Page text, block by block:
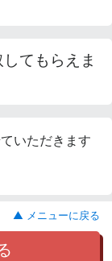
てもらえま
いただきます
▲ メニューに戻る